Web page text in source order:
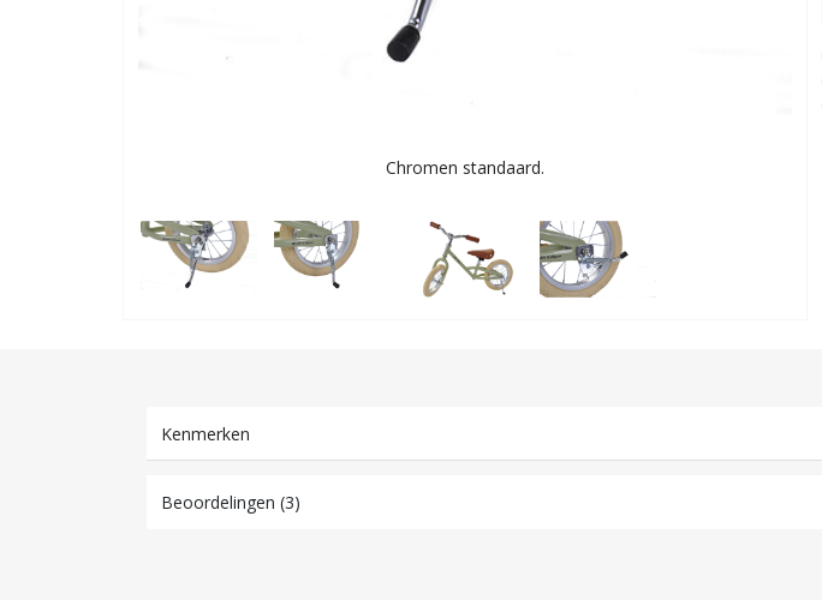
Chromen standaard.
Kenmerken
Beoordelingen (3)